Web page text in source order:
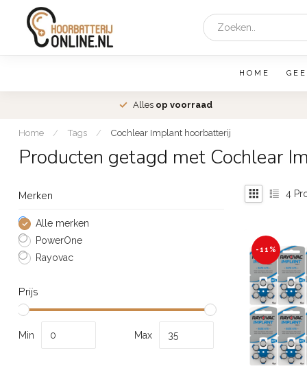
HOME
Alles op voorraad
Home / Tags / Cochlear Implant hoorbatterij
Producten getagd met Cochlear
Merken
Alle merken
PowerOne
Rayovac
Prijs
Min Max
4
-11%